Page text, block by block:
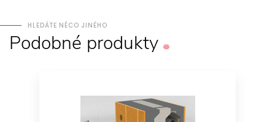
HLEDÁTE NĚCO JINÉHO
Podobné produkty